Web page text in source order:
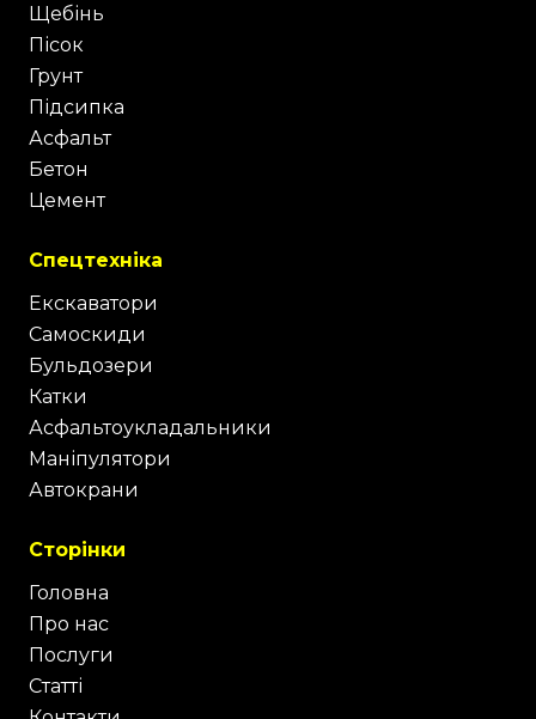
Щебінь
Пісок
Грунт
Підсипка
Асфальт
Бетон
Цемент
Спецтехніка
Екскаватори
Самоскиди
Бульдозери
Катки
Асфальтоукладальники
Маніпулятори
Автокрани
Сторінки
Головна
Про нас
Послуги
Статті